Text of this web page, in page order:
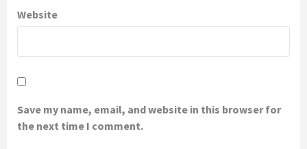
Website
Save my name, email, and website in this browser for
the next time I comment.